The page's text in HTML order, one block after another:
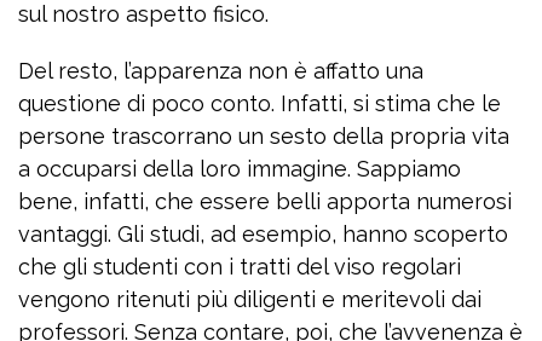
sul nostro aspetto fisico.
Del resto, l’apparenza non è affatto una
questione di poco conto. Infatti, si stima che le
persone trascorrano un sesto della propria vita
a occuparsi della loro immagine. Sappiamo
bene, infatti, che essere belli apporta numerosi
vantaggi. Gli studi, ad esempio, hanno scoperto
che gli studenti con i tratti del viso regolari
vengono ritenuti più diligenti e meritevoli dai
professori. Senza contare, poi, che l’avvenenza è